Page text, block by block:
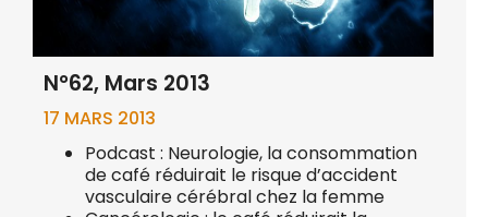
N°62, Mars 2013
17 MARS 2013
Podcast : Neurologie, la consommation
de café réduirait le risque d’accident
vasculaire cérébral chez la femme